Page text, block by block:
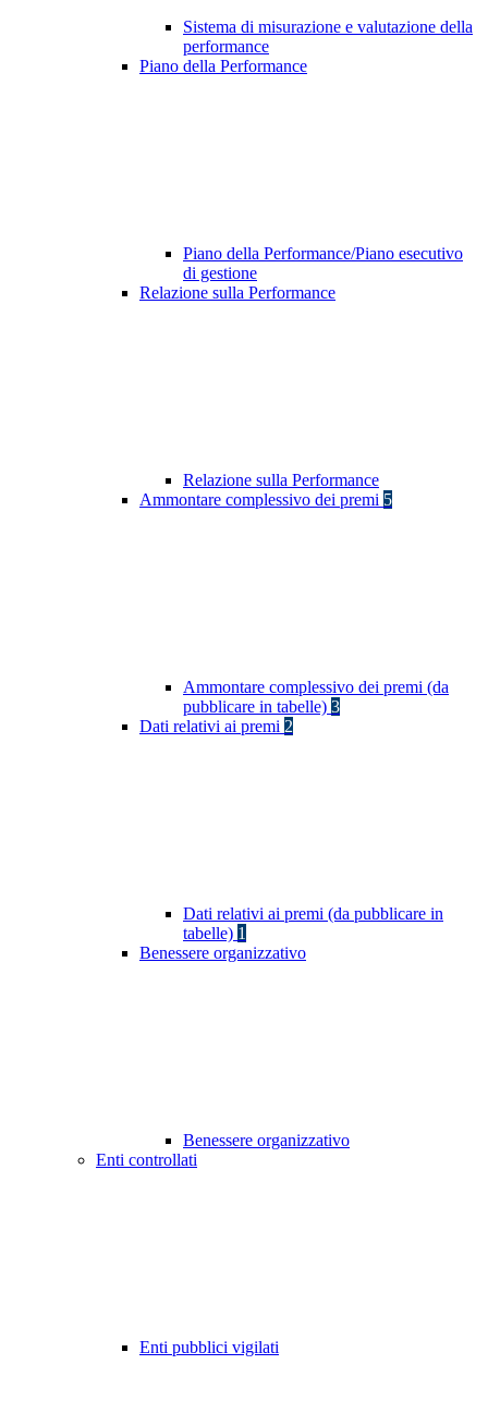
Sistema di misurazione e valutazione della
performance
Piano della Performance
Piano della Performance/Piano esecutivo
di gestione
Relazione sulla Performance
Relazione sulla Performance
Ammontare complessivo dei premi 5
Ammontare complessivo dei premi (da
pubblicare in tabelle) 3
Dati relativi ai premi 2
Dati relativi ai premi (da pubblicare in
tabelle) 1
Benessere organizzativo
Benessere organizzativo
Enti controllati
Enti pubblici vigilati